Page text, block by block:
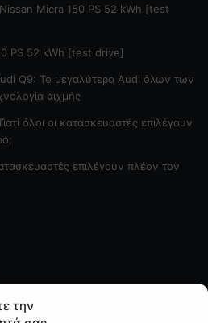
την
Nissan Micra 150 PS 52 kWh [test
PS 52 kWh [test drive]
Q9: Το μεγαλύτερο Audi όλων των
αιχμής
Γιατί όλοι οι κατασκευαστές επιλέγουν
επιλέγουν πλέον τον